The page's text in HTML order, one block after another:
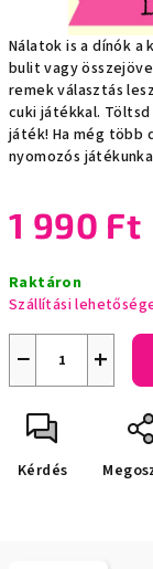
Nálatok is a dínók a
bulit vagy
remek választás
cuki játékkal.
játék! Ha még több
nyomozós
1 990 Ft
Raktáron
Szállítási
+
−
Kérdés